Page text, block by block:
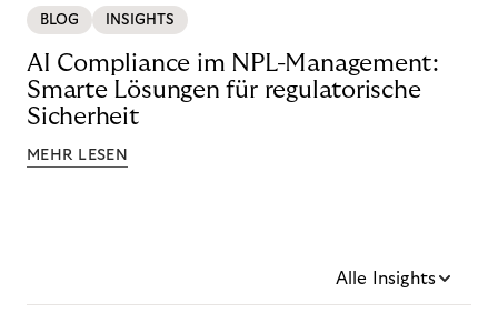
BLOG INSIGHTS
AI Compliance im NPL-Management:
Smarte Lösungen für regulatorische
Sicherheit
MEHR LESEN
Alle Insights